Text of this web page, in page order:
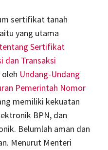
sertifikat tanah
yang utama
Sertifikat
dan Transaksi
Undang-Undang
Pemerintah Nomor
memiliki kekuatan
BPN, dan
Belumlah aman dan
Menurut Menteri